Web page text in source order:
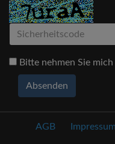
Bitte nehmen Sie
Absenden
AGB Impressum